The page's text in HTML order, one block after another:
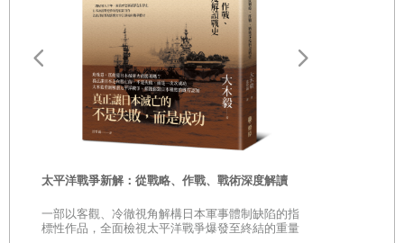
帶領歐盟外交政策這幾年，我學到了究竟是什麼因素能帶我
們走向成功。我也直面過外交政策的兩難之處，最重要的
是，很少有乾淨俐落又簡單的抉擇。常常沒有完美的解決方
法。我只能試著刻畫當時在場會是什麼樣子、歷史碎片又是
如何構成的。每週我都要處理不同的事，不過通常都得面對
疲憊高壓的行程、上萬英里的旅途。某種程度上我算是克服
了時差，因為一天當中時間的概念對我已經不重要了。我會
我曾數百次造訪世界上各個國家，踏進過金碧輝煌的宮殿，
太平洋戰爭新解：從戰略、作戰、戰術深度解讀
一部以客觀、冷徹視角解構日本軍事體制缺陷的指
標性作品，全面檢視太平洋戰爭爆發至終結的重量